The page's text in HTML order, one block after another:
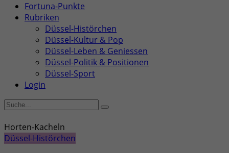
Fortuna-Punkte
Rubriken
Düssel-Histörchen
Düssel-Kultur & Pop
Düssel-Leben & Geniessen
Düssel-Politik & Positionen
Düssel-Sport
Login
Horten-Kacheln
Düssel-Histörchen